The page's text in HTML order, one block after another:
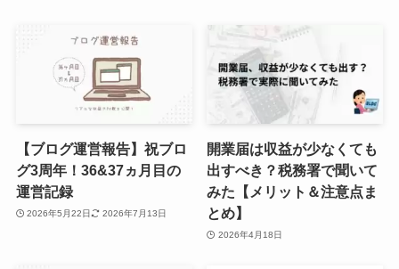
【ブログ運営報告】祝ブロ
グ3周年！36&37ヵ月目の
運営記録
2026年5月22日 2026年7月13日
開業届は収益が少なくても
出すべき？税務署で聞いて
みた【メリット＆注意点ま
とめ】
2026年4月18日